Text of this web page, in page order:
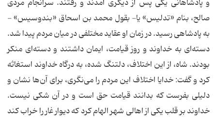
و پادشاهانی یکی پس از دیگری آمدند و رفتند. سرانجام مردی
صالح، بنام «تدلیس» یا- بقول محمد بن اسحاق «بندوسیس» -
به پادشاهی رسید. در زمان او عقاید مختلفی در میان مردم پیدا شد.
دسته‌ای به خداوند و روز قیامت، ایمان داشتند و دسته‌ای منکر
بودند. شاه، از این اختلاف، دلتنگ شده، به درگاه خداوند استغاثه
کرد و گفت: خدایا اختلاف این مردم را می‌نگری، برای آن‌ها نشان و
دلیلی بفرست که بدانند قیامت حق است و در آن شکی نیست.
خداوند بر قلب یکی از اهالی شهر الهام کرد که دیوار غار را خراب کند